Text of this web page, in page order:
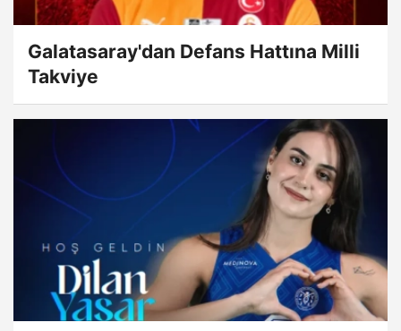
Galatasaray'dan Defans Hattına Milli
Takviye